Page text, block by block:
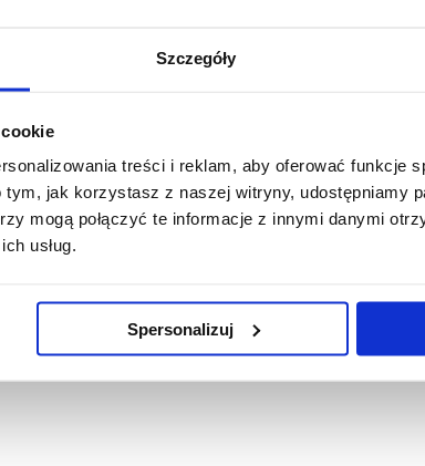
Szczegóły
treści i reklam, aby oferować funkcje
jak korzystasz z naszej witryny, udostępniamy
mogą połączyć te informacje z innymi danymi
usług.
Spersonalizuj